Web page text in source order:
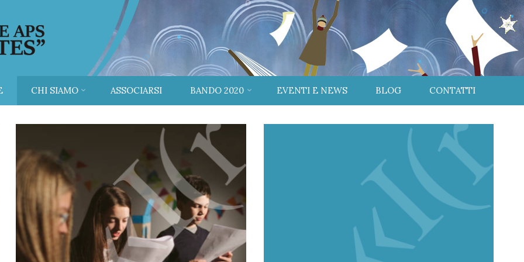
CHI SIAMO ASSOCIARSI BANDO 2020 EVENTI E NEWS BLOG CONTATTI